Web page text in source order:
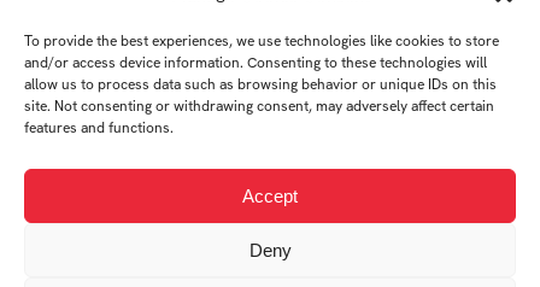
To provide the best experiences, we use technologies like cookies to store
and/or access device information. Consenting to these technologies will
allow us to process data such as browsing behavior or unique IDs on this
site. Not consenting or withdrawing consent, may adversely affect certain
features and functions.
Accept
Deny
Turek Karel
Tremer Ondřej
Trögler Daniel
Uždil Štěpán
Uhrin Tomáš
V